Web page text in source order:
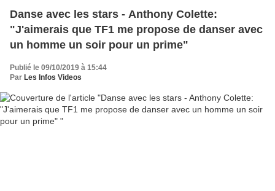
Danse avec les stars - Anthony Colette:
"J'aimerais que TF1 me propose de danser avec
un homme un soir pour un prime"
Publié le 09/10/2019 à 15:44
Par Les Infos Videos